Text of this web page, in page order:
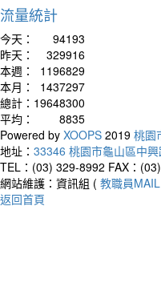
流量統計
今天：
94193
昨天：
329916
本週：
1196829
本月：
1437297
總計： 19648300
平均：
8835
Powered by XOOPS 2019 桃園
地址： 33346 桃園市龜山區中
TEL：(03) 329-8992 FAX：
網站維護：資訊組 ( 教職員MAIL
返回首頁